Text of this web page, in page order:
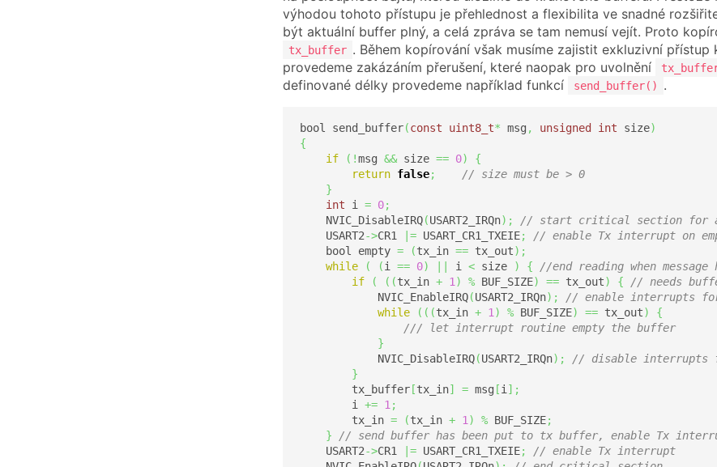
výhodou tohoto přístupu je přehlednost a flexibilita ve snadné
být aktuální buffer plný, a celá zpráva se tam nemusí vejít. Proto
tx_buffer . Během kopírování však musíme zajistit exkluzivní přístup
provedeme zakázáním přerušení, které naopak pro uvolnění
definované délky provedeme například funkcí
send_buffer() .
bool send_buffer(const uint8_t* msg , unsigned int size)
{
if
( !msg && size == 0)
{
return false;
// size must be > 0
}
int i = 0;
    NVIC_DisableIRQ
(USART2_IRQn) ;
// start critical section for
    USART2
->CR1 |= USART_CR1_TXEIE;
// enable Tx interrupt on
    bool empty
= (tx_in == tx_out) ;
while
( (i == 0) i < size ) {
//end reading when message
if
( ( (tx_in + 1 ) % BUF_SIZE) == tx_out) {
// needs
            NVIC_EnableIRQ
(USART2_IRQn) ;
// enable interrupts
while
( ( (tx_in + 1 ) % BUF_SIZE) == tx_out)
{
/// let interrupt routine empty the buffer
}
            NVIC_DisableIRQ
(USART2_IRQn) ;
// disable interrupts
}
        tx_buffer
[tx_in] = msg [i ] ;
        i
+= 1 ;
        tx_in
= (tx_in + 1 ) % BUF_SIZE;
}
// send buffer has been put to tx buffer, enable Tx
    USART2
->CR1 |= USART_CR1_TXEIE;
// enable Tx interrupt